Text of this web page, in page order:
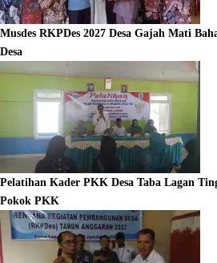
Musdes RKPDes 2027 Desa Gajah Mati
Desa
Pelatihan Kader PKK Desa Taba Lagan
Pokok PKK